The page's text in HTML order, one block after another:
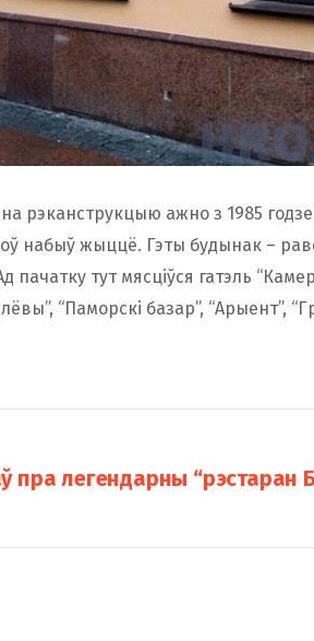
рэканструкцыю ажно з 1985
набыў жыццё. Гэты будынак –
пачатку тут мясціўся гатэль
“Паморскі базар”, “Арыент”,
пра легендарны “рэстаран